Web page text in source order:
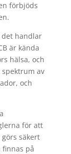
förbjöds
det handlar
är kända
hälsa, och
av
och
för att
säkert
finnas på